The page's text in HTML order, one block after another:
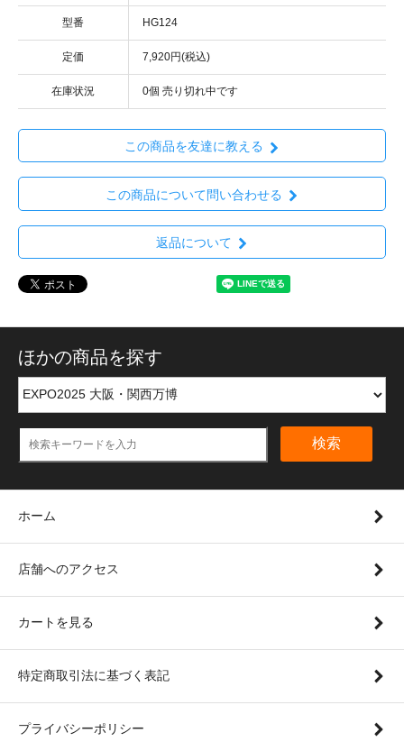
型番 HG124
定価 7,920円(税込)
在庫状況 0個 売り切れ中です
この商品を友達に教える
この商品について問い合わせる
返品について
ほかの商品を探す
検索
ホーム
店舗へのアクセス
カートを見る
特定商取引法に基づく表記
プライバシーポリシー